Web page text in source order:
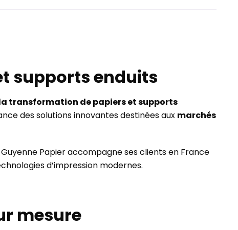
supports enduits
transformation de papiers et supports
des solutions innovantes destinées aux marchés
Papier accompagne ses clients en France
d’impression modernes.
mesure